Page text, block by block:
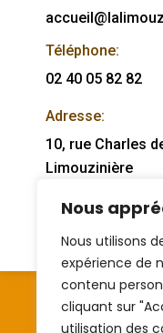
Nous
Nous utilisons
expérience de
contenu
cliquant sur
utilisation des
Téléphone:
02 40 05 82 82
Adresse:
10, rue Charles
Limouzinière
Trouvez nous
Facebook
page
opens
in
new
Mail
page
opens
in
new